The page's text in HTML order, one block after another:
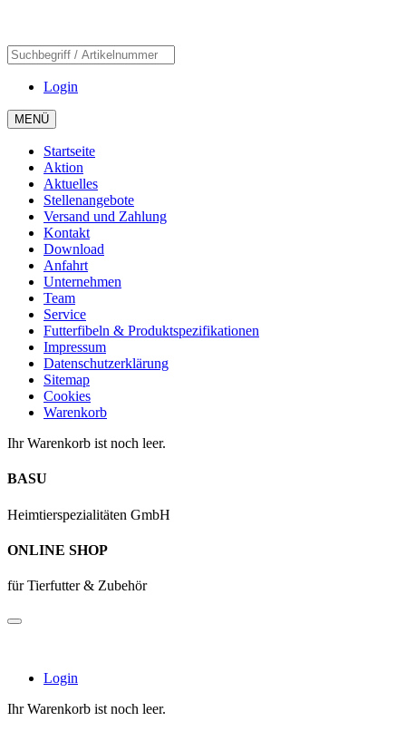
Login
MENÜ
Startseite
Aktion
Aktuelles
Stellenangebote
Versand und Zahlung
Kontakt
Download
Anfahrt
Unternehmen
Team
Service
Futterfibeln & Produktspezifikationen
Impressum
Datenschutzerklärung
Sitemap
Cookies
Warenkorb
Ihr Warenkorb ist noch leer.
BASU
Heimtierspezialitäten GmbH
ONLINE SHOP
für Tierfutter & Zubehör
Login
Ihr Warenkorb ist noch leer.